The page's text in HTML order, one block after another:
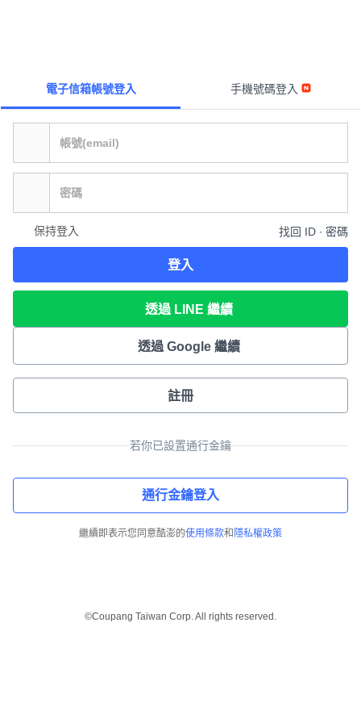
電子信箱帳號登入 手機號碼登入
保持登入 找回 ID ∙ 密碼
登入
透過 LINE 繼續
透過 Google 繼續
註冊
若你已設置通行金鑰
通行金鑰登入
繼續即表示您同意酷澎的使用條款和 隱私權政策
©Coupang Taiwan Corp. All rights reserved.